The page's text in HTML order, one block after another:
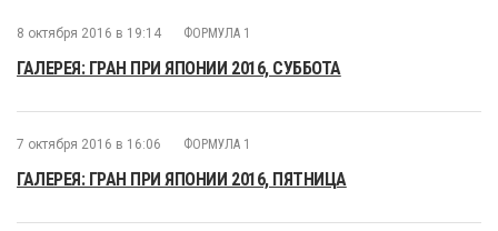
8 октября 2016 в 19:14 ФОРМУЛА 1
ГАЛЕРЕЯ: ГРАН ПРИ ЯПОНИИ 2016, СУББОТА
7 октября 2016 в 16:06 ФОРМУЛА 1
ГАЛЕРЕЯ: ГРАН ПРИ ЯПОНИИ 2016, ПЯТНИЦА